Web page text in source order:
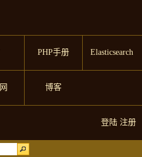
PHP手册 Elasticsearch
博客
登陆 注册